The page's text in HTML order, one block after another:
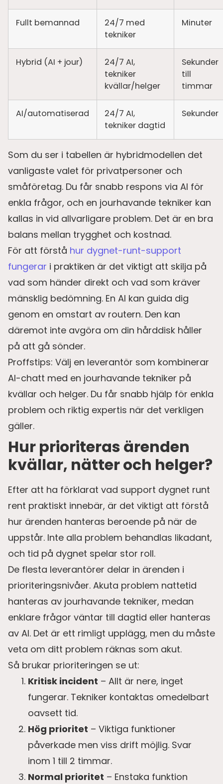
Fullt bemannad
24/7 med
tekniker
Minuter
Hybrid (AI + jour)
24/7 AI,
tekniker
kvällar/helger
Sekunder
till
timmar
AI/automatiserad
24/7 AI,
tekniker dagtid
Sekunder
Som du ser i tabellen är hybridmodellen det
vanligaste valet för privatpersoner och
småföretag. Du får snabb respons via AI för
enkla frågor, och en jourhavande tekniker kan
kallas in vid allvarligare problem. Det är en bra
balans mellan trygghet och kostnad.
För att förstå hur dygnet-runt-support
fungerar i praktiken är det viktigt att skilja på
vad som händer direkt och vad som kräver
mänsklig bedömning. En AI kan guida dig
genom en omstart av routern. Den kan
däremot inte avgöra om din hårddisk håller
på att gå sönder.
Proffstips: Välj en leverantör som kombinerar
AI-chatt med en jourhavande tekniker på
kvällar och helger. Du får snabb hjälp för enkla
problem och riktig expertis när det verkligen
gäller.
Hur prioriteras ärenden
kvällar, nätter och helger?
Efter att ha förklarat vad support dygnet runt
rent praktiskt innebär, är det viktigt att förstå
hur ärenden hanteras beroende på när de
uppstår. Inte alla problem behandlas likadant,
och tid på dygnet spelar stor roll.
De flesta leverantörer delar in ärenden i
prioriteringsnivåer. Akuta problem nattetid
hanteras av jourhavande tekniker, medan
enklare frågor väntar till dagtid eller hanteras
av AI. Det är ett rimligt upplägg, men du måste
veta om ditt problem räknas som akut.
Så brukar prioriteringen se ut:
Kritisk incident – Allt är nere, inget
fungerar. Tekniker kontaktas omedelbart
oavsett tid.
Hög prioritet – Viktiga funktioner
påverkade men viss drift möjlig. Svar
inom 1 till 2 timmar.
Normal prioritet – Enstaka funktion